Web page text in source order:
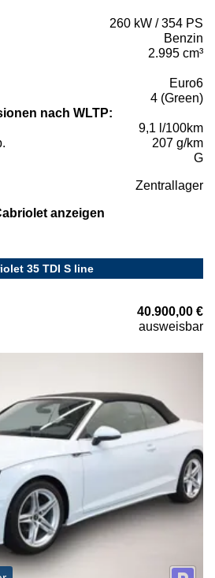
260 kW / 354 PS
Benzin
2.995 cm³
Euro6
4 (Green)
nach WLTP:
9,1 l/100km
207 g/km
G
Zentrallager
anzeigen
35 TDI S line
40.900,00 €
ausweisbar